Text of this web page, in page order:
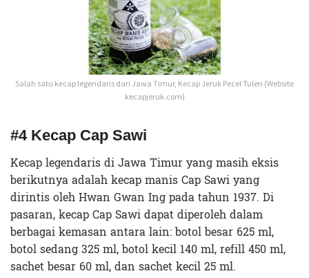
Salah satu kecap legendaris dari Jawa Timur, Kecap Jeruk Pecel Tulen (Website
kecapjeruk.com)
#4 Kecap Cap Sawi
Kecap legendaris di Jawa Timur yang masih eksis
berikutnya adalah kecap manis Cap Sawi yang
dirintis oleh Hwan Gwan Ing pada tahun 1937. Di
pasaran, kecap Cap Sawi dapat diperoleh dalam
berbagai kemasan antara lain: botol besar 625 ml,
botol sedang 325 ml, botol kecil 140 ml, refill 450 ml,
sachet besar 60 ml, dan sachet kecil 25 ml.